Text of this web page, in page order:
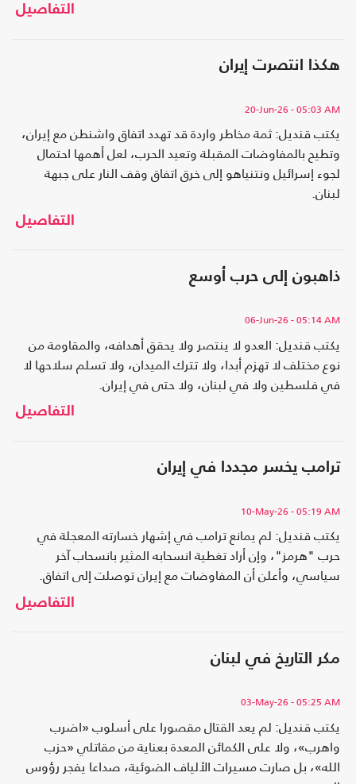
التفاصيل
هكذا انتصرت إيران
20-Jun-26 - 05:03 AM
يكتب قنديل: ثمة مخاطر واردة قد تهدد اتفاق واشنطن مع إيران،
وتطيح بالمفاوضات المقبلة وتعيد الحرب، لعل أهمها احتمال
لجوء إسرائيل ونتنياهو إلى خرق اتفاق وقف النار على جبهة
لبنان.
التفاصيل
ذاهبون إلى حرب أوسع
06-Jun-26 - 05:14 AM
يكتب قنديل: العدو لا ينتصر ولا يحقق أهدافه، والمقاومة من
نوع مختلف لا تهزم أبدا، ولا تترك الميدان، ولا تسلم سلاحها لا
في فلسطين ولا في لبنان، ولا حتى في إيران.
التفاصيل
ترامب يخسر مجددا في إيران
10-May-26 - 05:19 AM
يكتب قنديل: لم يمانع ترامب في إشهار خسارته المعجلة في
حرب "هرمز"، وإن أراد تغطية انسحابه المثير بانسحاب آخر
سياسي، وأعلن أن المفاوضات مع إيران توصلت إلى اتفاق.
التفاصيل
مكر التاريخ في لبنان
03-May-26 - 05:25 AM
يكتب قنديل: لم يعد القتال مقصورا على أسلوب «اضرب
واهرب»، ولا على الكمائن المعدة بعناية من مقاتلي «حزب
الله»، بل صارت مسيرات الألياف الضوئية، صداعا يفجر رؤوس